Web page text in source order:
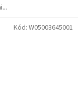
Kód: W05003645001